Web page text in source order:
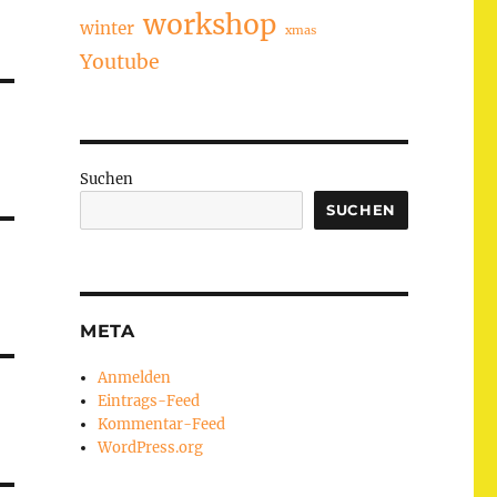
winter workshop xmas
Youtube
Suchen
SUCHEN
META
Anmelden
Eintrags-Feed
Kommentar-Feed
WordPress.org